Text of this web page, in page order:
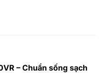
– Chuẩn sống sạch